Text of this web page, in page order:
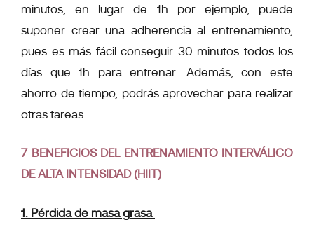
minutos, en lugar de 1h por ejemplo, puede
suponer crear una adherencia al entrenamiento,
pues es más fácil conseguir 30 minutos todos los
días que 1h para entrenar. Además, con este
ahorro de tiempo, podrás aprovechar para realizar
otras tareas
7 BENEFICIOS DEL ENTRENAMIENTO INTERVÁLICO
DE ALTA INTENSIDAD (HIIT)
1. Pérdida de masa grasa